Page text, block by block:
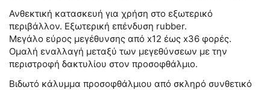
Ανθεκτική κατασκευή για χρήση στο εξωτερικό
περιβάλλον. Εξωτερική επένδυση rubber.
Μεγάλο εύρος μεγέθυνσης από x12 έως x36 φορές.
Ομαλή εναλλαγή μεταξύ των μεγεθύνσεων με την
περιστροφή δακτυλίου στον προσοφθάλμιο.
Βιδωτό κάλυμμα προσοφθάλμιου από σκληρό συνθετικό